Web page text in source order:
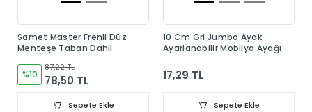
Samet Master Frenli Düz
Menteşe Taban Dahil
%10
87,22 TL
78,50 TL
Sepete Ekle
10 Cm Gri Jumbo Ayak
Ayarlanabilir Mobilya Ayağı
17,29 TL
Sepete Ekle